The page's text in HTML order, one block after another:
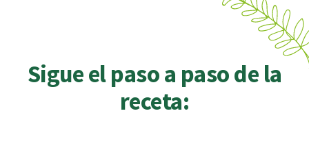
Sigue el paso a paso de la
receta: